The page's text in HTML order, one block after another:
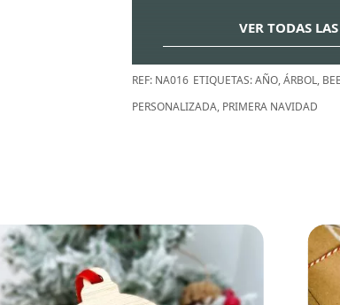
VER TODAS
REF: NA016 ETIQUETAS:AÑO,ÁRBOL,
PERSONALIZADA, PRIMERA NAVIDAD